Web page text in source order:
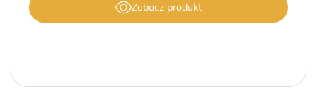
Zobacz produkt